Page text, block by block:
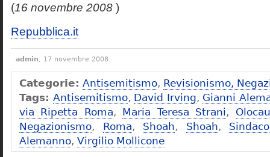
(16 novembre 2008 )
Repubblica.it
admin, 17 novembre 2008
Categorie: Antisemitismo, Revisionismo,
Tags: Antisemitismo, David Irving, Gianni
via Ripetta Roma, Maria Teresa Strani,
Negazionismo, Roma, Shoah, Shoah,
Alemanno, Virgilio Mollicone